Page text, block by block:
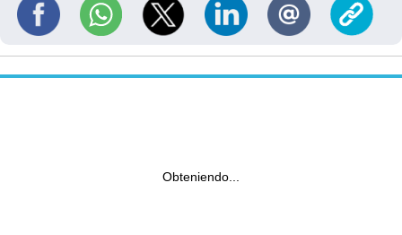
Obteniendo...